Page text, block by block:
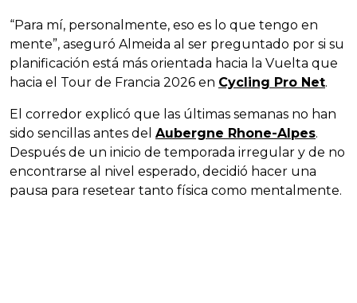
“Para mí, personalmente, eso es lo que tengo en
mente”, aseguró Almeida al ser preguntado por si su
planificación está más orientada hacia la Vuelta que
hacia el Tour de Francia 2026 en Cycling Pro Net.
El corredor explicó que las últimas semanas no han
sido sencillas antes del Aubergne Rhone-Alpes.
Después de un inicio de temporada irregular y de no
encontrarse al nivel esperado, decidió hacer una
pausa para resetear tanto física como mentalmente.